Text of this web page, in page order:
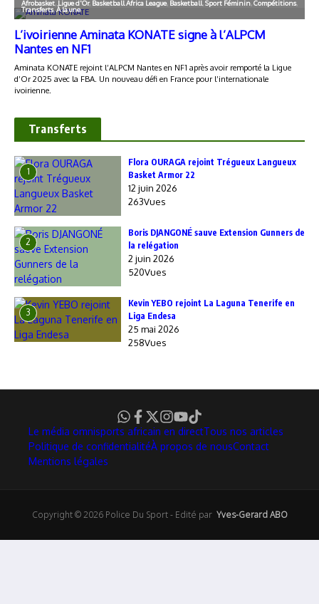
Transferts
1
Flora OURAGA rejoint Trégueux Langueux
Basket Armor 22
12 juin 2026
263Vues
2
Boris DJANGONÉ sauve Extension Gunners de
la relégation
2 juin 2026
520Vues
3
Kevin YEBO rejoint La Laguna Tenerife en
Liga Endesa
25 mai 2026
258Vues
Le média omnisports africain en directTous nos articles
Politique de confidentialitéÀ propos de nousContact
Mentions légales
Copyright © 2026 Police Du Sport - Edité par Yves-Gerard ABO